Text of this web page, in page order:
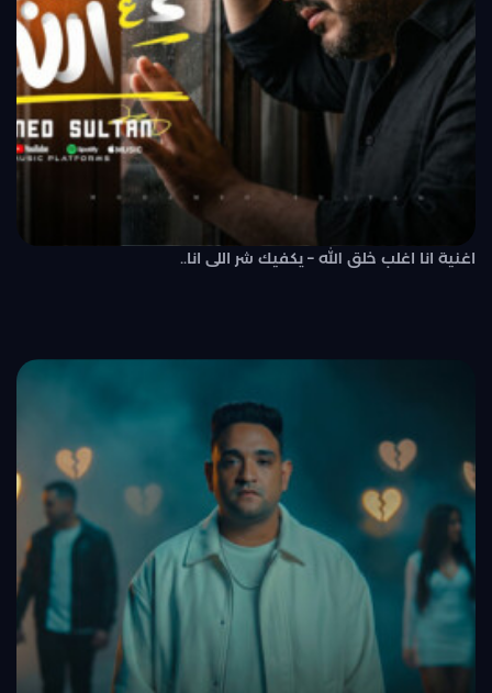
اغنية انا اغلب خلق الله – يكفيك شر اللى انا..